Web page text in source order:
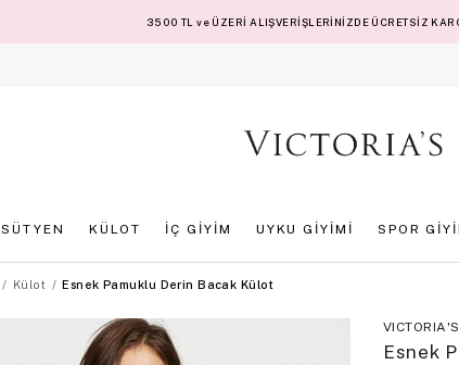
3500 TL ve ÜZERİ ALIŞVERİŞLERİNİZDE ÜCRETSİZ
SÜTYEN KÜLOT İÇ GİYİM UYKU GİYİMİ SPOR
Külot Esnek Pamuklu Derin Bacak Külot
Esnek